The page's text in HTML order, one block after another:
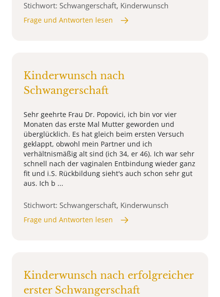
Stichwort: Schwangerschaft, Kinderwunsch
Frage und Antworten lesen
Kinderwunsch nach
Schwangerschaft
Sehr geehrte Frau Dr. Popovici, ich bin vor vier
Monaten das erste Mal Mutter geworden und
überglücklich. Es hat gleich beim ersten Versuch
geklappt, obwohl mein Partner und ich
verhältnismäßig alt sind (ich 34, er 46). Ich war sehr
schnell nach der vaginalen Entbindung wieder ganz
fit und i.S. Rückbildung sieht's auch schon sehr gut
aus. Ich b ...
Stichwort: Schwangerschaft, Kinderwunsch
Frage und Antworten lesen
Kinderwunsch nach erfolgreicher
erster Schwangerschaft